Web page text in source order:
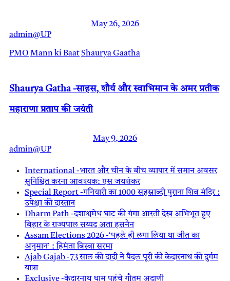
May 26, 2026
admin@UP
PMO Mann ki BaatShaurya Gaatha
Shaurya Gatha -साहस, शौर्य और स्वाभिमान के अमर प्रतीक
महाराणा प्रताप की जयंती
May 9, 2026
admin@UP
International -भारत और चीन के बीच व्यापार में समान अवसर
सुनिश्चित करना आवश्यक: एस जयशंकर
Special Report -गनियारी का 1000 सहस्राब्दी पुराना शिव मंदिर :
उपेक्षा की दास्तान
Dharm Path -दशाश्वमेध घाट की गंगा आरती देख अभिभूत हुए
बिहार के राज्यपाल सय्यद अता हसनैन
Assam Elections 2026 -‘पहले ही लगा लिया था जीत का
अनुमान’ : हिमंता बिस्वा सरमा
Ajab Gajab -73 साल की दादी ने पैदल पूरी की केदारनाथ की दुर्गम
यात्रा
Exclusive -केदारनाथ धाम पहुंचे गौतम अदाणी